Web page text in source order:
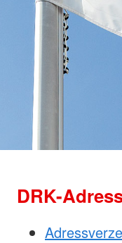
DRK-